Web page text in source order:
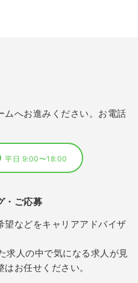
ムへお進みください。お電話
平日 9:00〜18:00
・ご応募
望などをキャリアアドバイザ
求人の中で気になる求人が見
お任せください。